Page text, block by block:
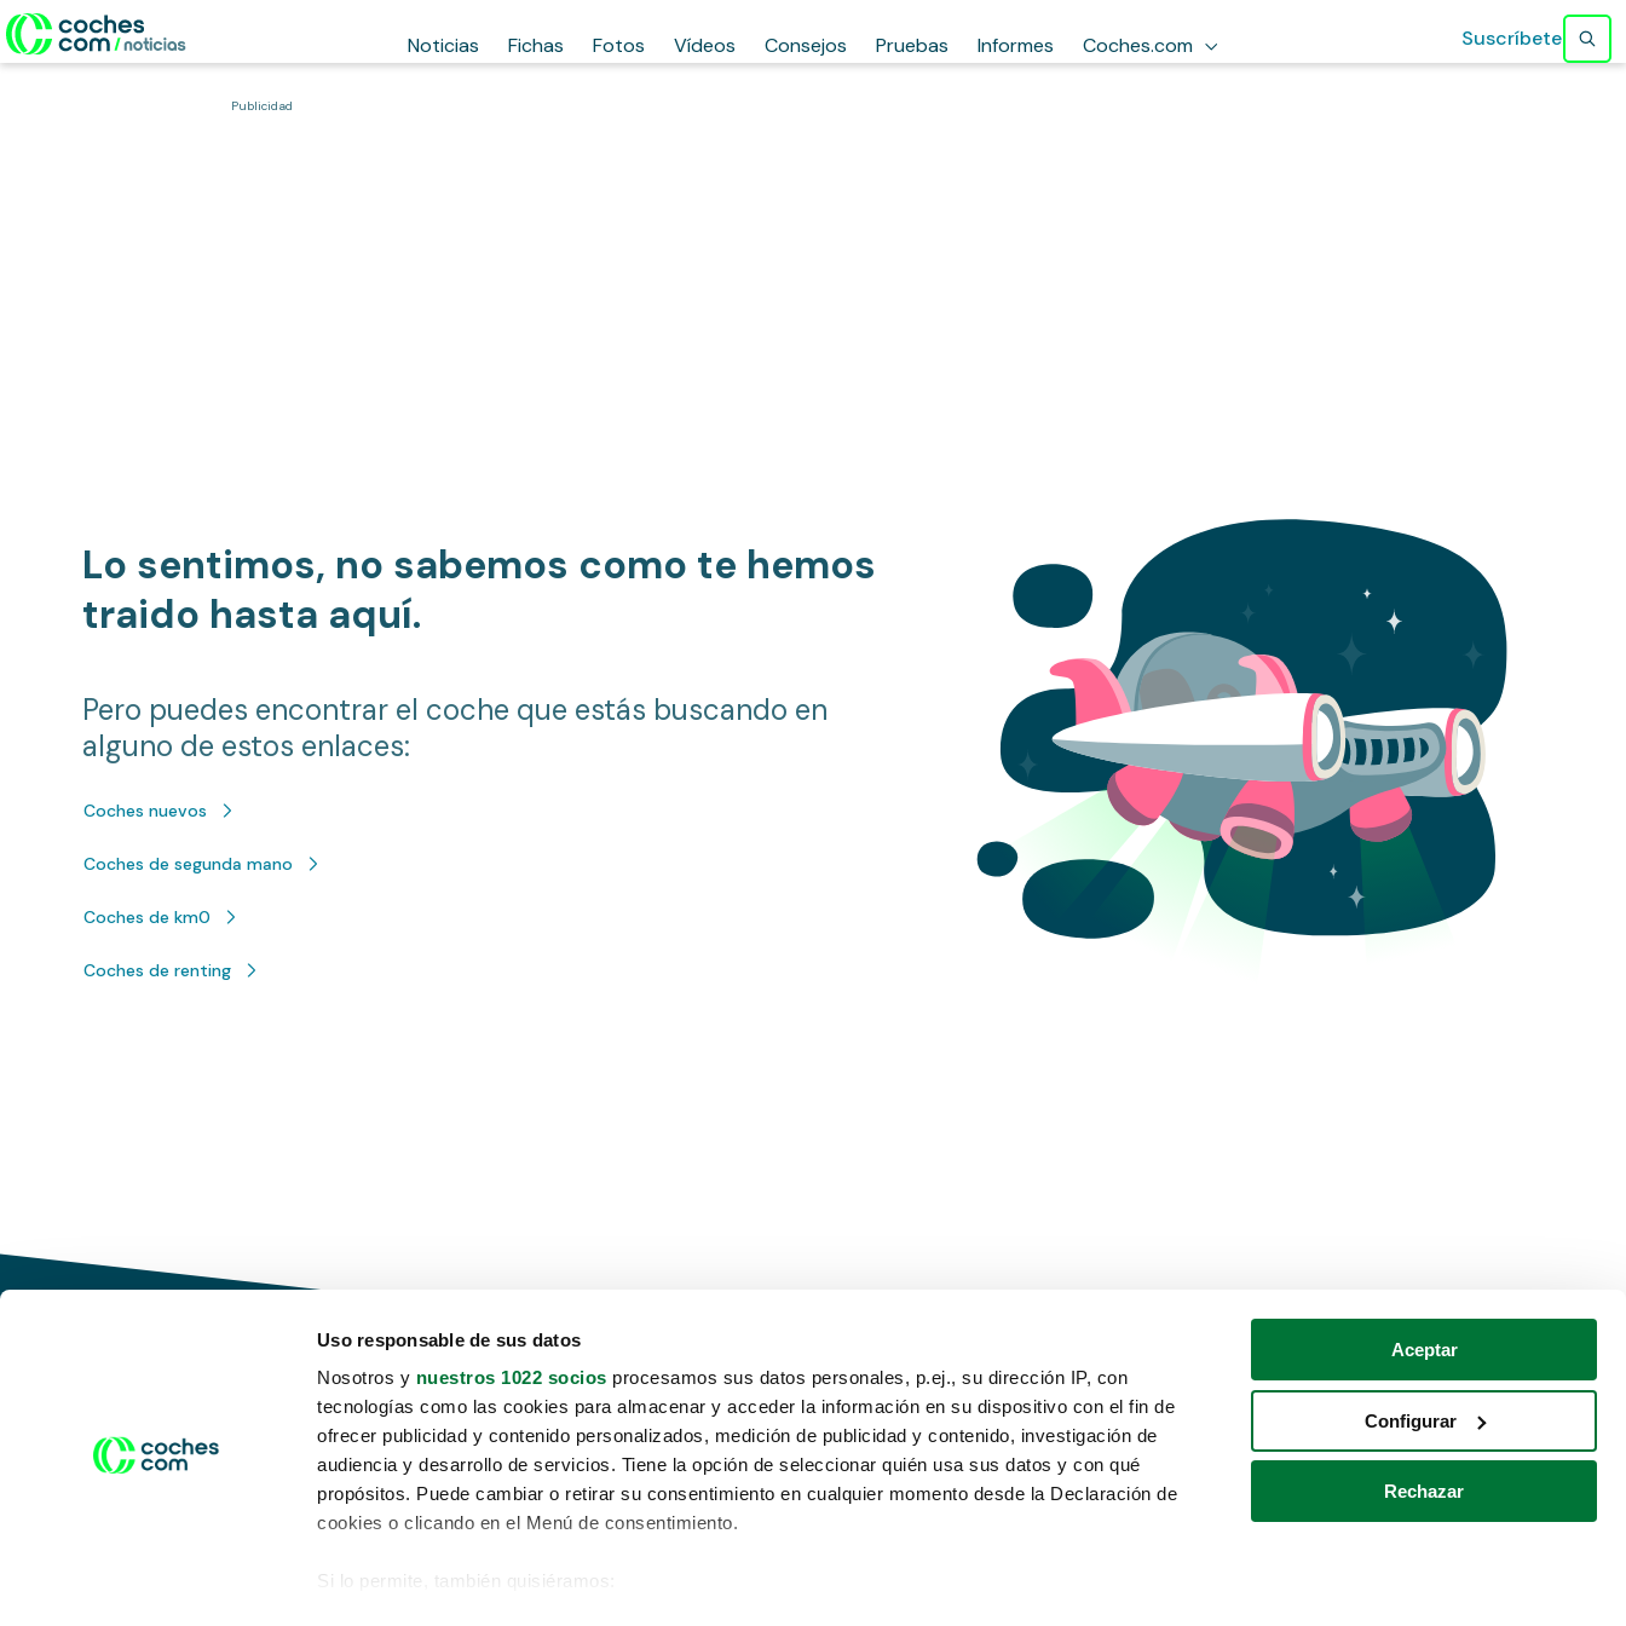
Uso responsable de sus datos
Nosotros y nuestros 1022 socios procesamos sus datos personales, p.ej., su dirección IP, con
tecnologías como las cookies para almacenar y acceder la información en su dispositivo con el fin de
ofrecer publicidad y contenido personalizados, medición de publicidad y contenido, investigación de
audiencia y desarrollo de servicios. Tiene la opción de seleccionar quién usa sus datos y con qué
propósitos. Puede cambiar o retirar su consentimiento en cualquier momento desde la Declaración de
cookies o clicando en el Menú de consentimiento.
Si lo permite, también quisiéramos:
Aceptar
Configurar
Rechazar
Noticias Fichas Fotos Vídeos Consejos Pruebas Informes Coches.com Suscríbete
Publicidad
Lo sentimos, no sabemos como te hemos
traido hasta aquí.
Pero puedes encontrar el coche que estás buscando en
alguno de estos enlaces:
Coches nuevos
Coches de segunda mano
Coches de km0
Coches de renting
Conduce tu futuro,
desata tu movilidad